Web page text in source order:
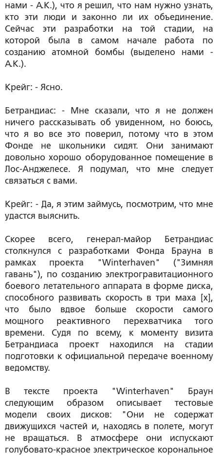
нами - А.К.), что я решил, что нам нужно узнать,
кто эти люди и законно ли их объединение.
Сейчас эти разработки на той стадии, на
которой была в самом начале работа по
созданию атомной бомбы (выделено нами -
А.К.).
Крейг: - Ясно.
Бетрандиас: - Мне сказали, что я не должен
ничего рассказывать об увиденном, но боюсь,
что я во все это поверил, потому что в этом
Фонде не школьники сидят. Они занимают
довольно хорошо оборудованное помещение в
Лос-Анджелесе. Я подумал, что мне следует
связаться с вами.
Крейг: - Да, я этим займусь, посмотрим, что мне
удастся выяснить.
Скорее всего, генерал-майор Бетрандиас
столкнулся с разработками Фонда Брауна в
рамках проекта "Winterhaven" ("Зимняя
гавань"), по созданию электрогравитационного
боевого летательного аппарата в форме диска,
способного развивать скорость в три маха [x],
что было вдвое больше скорости самого
мощного реактивного перехватчика того
времени. Судя по всему, к моменту визита
Бетрандиаса проект находился на стадии
подготовки к официальной передаче военному
ведомству.
В тексте проекта "Winterhaven" Браун
следующим образом описывает тестовые
модели своих дисков: "Они не содержат
движущихся частей и, находясь в полете, могут
не вращаться. В атмосфере они испускают
голубовато-красное электрическое корональное